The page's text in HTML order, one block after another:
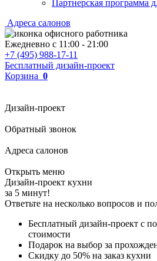
Партнерская программа
Адреса салонов
Ежедневно с 11:00 - 21:00
+7 (495) 988-17-11
Бесплатный дизайн-проект
Корзина 0
Дизайн-проект
Обратный звонок
Адреса салонов
Открыть меню
Дизайн-проект кухни
за 5 минут!
Ответьте на несколько вопросов и
Бесплатный дизайн-проект с
стоимости
Подарок на выбор за
Скидку до 50% на заказ кухни